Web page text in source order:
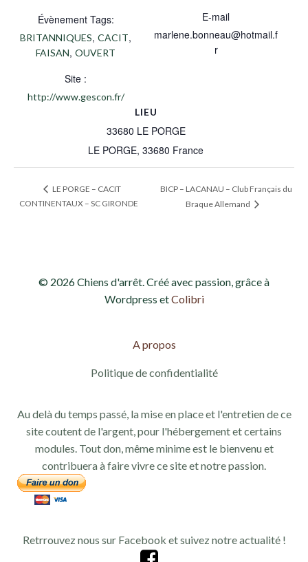
Évènement Tags:
BRITANNIQUES, CACIT,
FAISAN, OUVERT
Site :
http://www.gescon.fr/
LIEU
33680 LE PORGE
LE PORGE, 33680 France
E-mail
marlene.bonneau@hotmail.f
r
LE PORGE – CACIT
CONTINENTAUX – SC GIRONDE
BICP – LACANAU – Club Français du
Braque Allemand
© 2026 Chiens d'arrêt. Créé avec passion, grâce à
Wordpress etColibri
A propos
Politique de confidentialité
Au delà du temps passé, la mise en place et l'entretien de ce
site coutent de l'argent, pour l'hébergement et certains
modules. Tout don, même minime est le bienvenu et
contribuera à faire vivre ce site et notre passion.
Retrrouvez nous sur Facebook et suivez notre actualité !